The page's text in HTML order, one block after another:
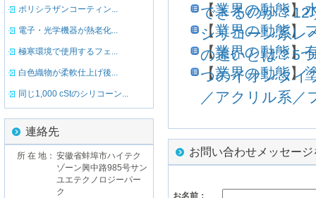
ポリシラザンコーティン...
電子・光学機器が熱老化...
極寒環境で使用するフェ...
白色織物が柔軟仕上げ後...
同じ1,000 cStのシリコーン...
連絡先
所 在 地： 安徽省蚌埠市ハイテク
ゾーン興中路985号サン
ユエテクノロジーパー
ク
できるのか？12
【業界の動態】
シリコーン系レ
【業界の動態】
の違いとは？5
【業界の動態】
つのイオンタイ
【業界の動態】
／アクリル系／
お問い合わせメッセー
お名前：